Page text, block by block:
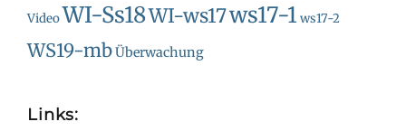
VideoWI-Ss18WI-ws17ws17-1 ws17-2
WS19-mbÜberwachung
Links: